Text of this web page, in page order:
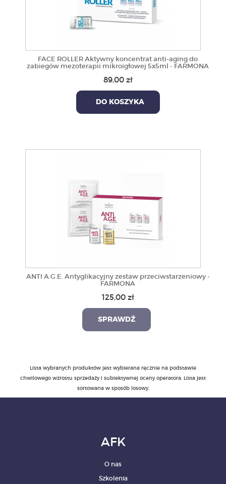
FACE ROLLER Aktywny koncentrat anti-aging do
zabiegów mezoterapii mikroigłowej 5x5ml - FARMONA
89,00 zł
DO KOSZYKA
ANTI A.G.E. Antyglikacyjny zestaw przeciwstarzeniowy -
FARMONA
125,00 zł
SPRAWDŹ
Lista wybranych produktów jest wybierana ręcznie na podstawie
chwilowego wzrostu sprzedaży i subiektywnej oceny operatora. Lista jest
sortowana w sposób losowy.
AFK
O nas
Szkolenia